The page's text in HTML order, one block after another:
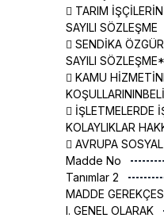
 TARIM
SAYILI SÖZLEŞME
 SENDİKA
SAYILI SÖZLEŞME*
 KAMU
 İŞLETMELERDE
KOLAYLIKLAR
 AVRUPA
Madde No
Tanımlar 2
MADDE
I. GENEL OLARAK